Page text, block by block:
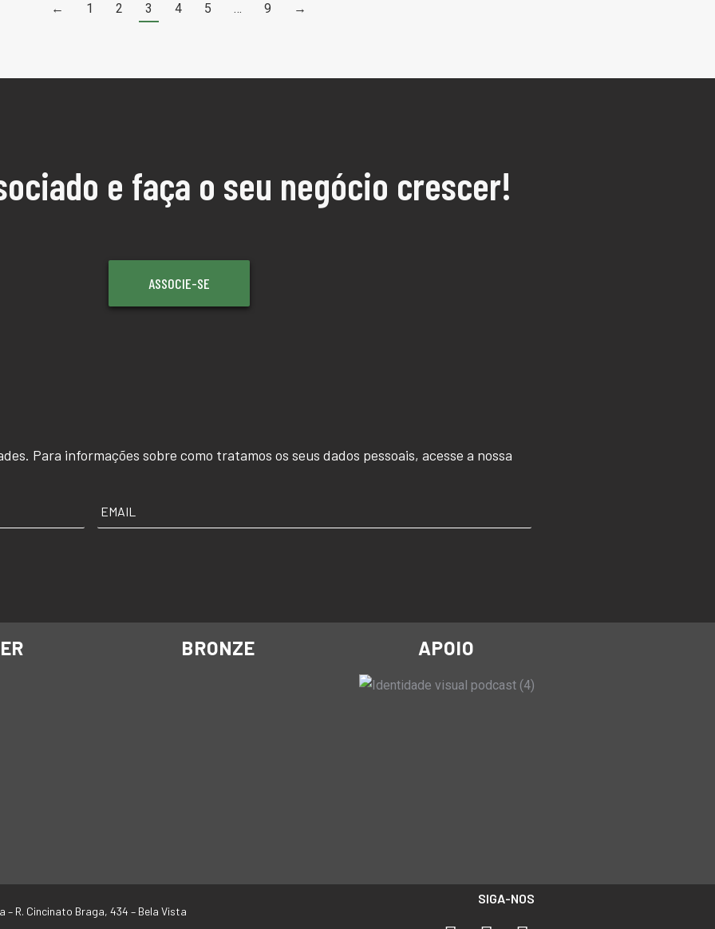
← 1 2 3 4 5 … 9 →
e faça o seu negócio crescer!
ASSOCIE-SE
Para informações sobre como tratamos os seus dados pessoais, acesse a nossa
BRONZE APOIO
– R. Cincinato Braga, 434 – Bela Vista
SIGA-NOS